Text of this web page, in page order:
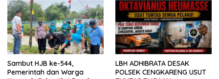
LEBONG
Sambut HJB ke-544,
Pemerintah dan Warga
LBH ADHIBRATA DESAK
POLSEK CENGKARENG USUT